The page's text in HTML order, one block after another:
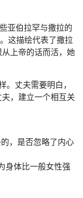
亚伯拉罕与撒拉的
这描绘代表了撒拉
上帝的话而活，她
丈夫需要明白，
，建立一个相互关
，是否忽略了内心
身体比一般女性强